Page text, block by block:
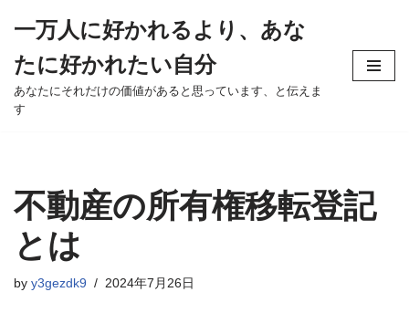
to
content
一万人に好かれるより、あな
たに好かれたい自分
あなたにそれだけの価値があると思っています、と伝えま
す
不動産の所有権移転登記
とは
by y3gezdk9 2024年7月26日